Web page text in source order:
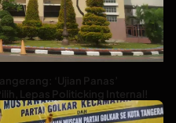
‘Ujian Panas’
Lepas Politicking Internal!